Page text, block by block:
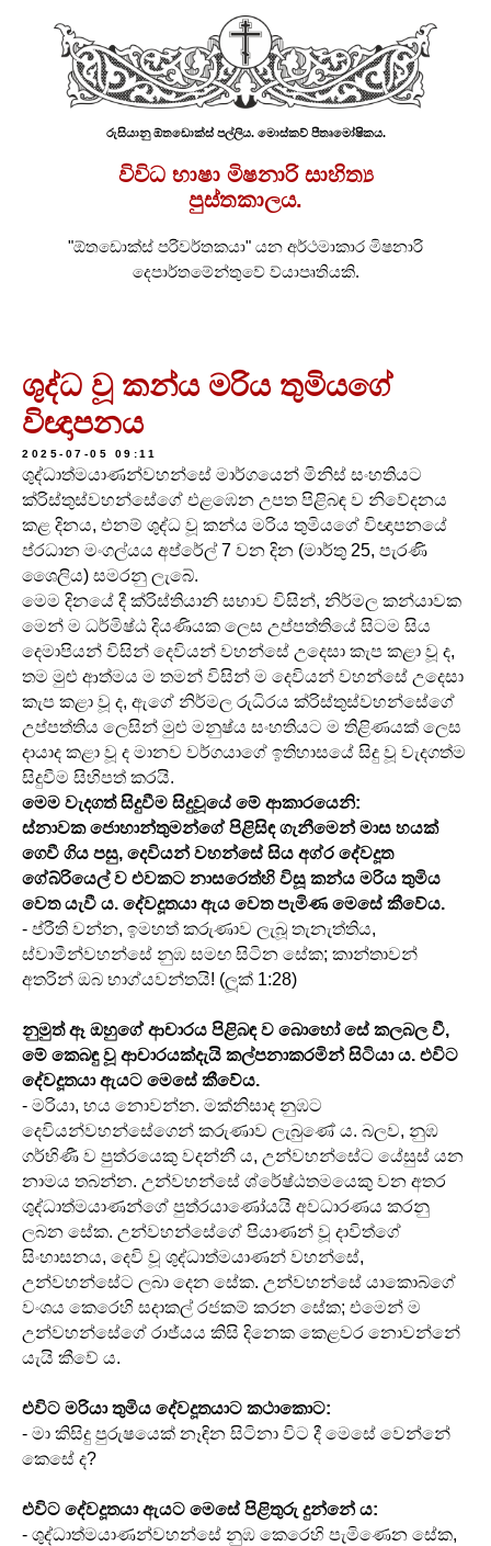
රුසියානු ඕතඩොක්ස් පල්ලිය. මොස්කව් පීතෘමෝෂිකය.
විවිධ භාෂා මිෂනාරි සාහිත්‍ය
පුස්තකාලය.
"ඕතඩොක්ස් පරිවර්තකයා" යන අර්ථමාකාර මිෂනාරි
දෙපාර්තමේන්තුවේ ව්යාපෘතියකි.
ශුද්ධ වූ කන්ය මරිය තුමියගේ
විඥාපනය
2025-07-05 09:11
ශුද්ධාත්මයාණන්වහන්සේ මාර්ගයෙන් මිනිස් සංහතියට
ක්රිස්තුස්වහන්සේගේ එළඹෙන උපත පිළිබඳ ව නිවේදනය
කළ දිනය, එනම් ශුද්ධ වූ කන්ය මරිය තුමියගේ විඥාපනයේ
ප්රධාන මංගල්යය අප්රේල් 7 වන දින (මාර්තු 25, පැරණි
ශෛලිය) සමරනු ලැබේ.
මෙම දිනයේ දී ක්රිස්තියානි සභාව විසින්, නිර්මල කන්යාවක
මෙන් ම ධර්මිෂ්ඨ දියණියක ලෙස උප්පත්තියේ සිටම සිය
දෙමාපියන් විසින් දෙවියන් වහන්සේ උදෙසා කැප කළා වූ ද,
තම මුළු ආත්මය ම තමන් විසින් ම දෙවියන් වහන්සේ උදෙසා
කැප කළා වූ ද, ඇගේ නිර්මල රුධිරය ක්රිස්තුස්වහන්සේගේ
උප්පත්තිය ලෙසින් මුළු මනුෂ්ය සංහතියට ම තිළිණයක් ලෙස
දායාද කළා වූ ද මානව වර්ගයාගේ ඉතිහාසයේ සිදු වූ වැදගත්ම
සිදුවීම සිහිපත් කරයි.
මෙම වැදගත් සිදුවීම සිදුවූයේ මේ ආකාරයෙනි:
ස්නාවක ජොහාන්තුමන්ගේ පිළිසිඳ ගැනීමෙන් මාස හයක්
ගෙවී ගිය පසු, දෙවියන් වහන්සේ සිය අග්ර දේවදූත
ගේබ්රියෙල් ව එවකට නාසරෙත්හි විසූ කන්ය මරිය තුමිය
වෙත යැවී ය. දේවදූතයා ඇය වෙත පැමිණ මෙසේ කීවේය.
- ප්රීති වන්න, ඉමහත් කරුණාව ලැබූ තැනැත්තිය,
ස්වාමීන්වහන්සේ නුඹ සමඟ සිටින සේක; කාන්තාවන්
අතරින් ඔබ භාග්යවන්තයි! (ලූක් 1:28)
නුමුත් ඈ ඔහුගේ ආචාරය පිළිබඳ ව බොහෝ සේ කලබල වී,
මේ කෙබඳු වූ ආචාරයක්දැයි කල්පනාකරමින් සිටියා ය. එවිට
දේවදූතයා ඇයට මෙසේ කීවේය.
- මරියා, භය නොවන්න. මක්නිසාද නුඹට
දෙවියන්වහන්සේගෙන් කරුණාව ලැබුණේ ය. බලව, නුඹ
ගර්භිණී ව පුත්රයෙකු වදන්නී ය, උන්වහන්සේට යේසුස් යන
නාමය තබන්න. උන්වහන්සේ ශ්රේෂ්ඨතමයෙකු වන අතර
ශුද්ධාත්මයාණන්ගේ පුත්රයාණෝයයි අවධාරණය කරනු
ලබන සේක. උන්වහන්සේගේ පියාණන් වූ දාවිත්ගේ
සිංහාසනය, දෙවි වූ ශුද්ධාත්මයාණන් වහන්සේ,
උන්වහන්සේට ලබා දෙන සේක. උන්වහන්සේ යාකොබ්ගේ
වංශය කෙරෙහි සදාකල් රජකම් කරන සේක; එමෙන් ම
උන්වහන්සේගේ රාජ්යය කිසි දිනෙක කෙළවර නොවන්නේ
යැයි කීවේ ය.
එවිට මරියා තුමිය දේවදූතයාට කථාකොට:
- මා කිසිදු පුරුෂයෙක් නෑඳින සිටිනා විට දී මෙසේ වෙන්නේ
කෙසේ ද?
එවිට දේවදූතයා ඇයට මෙසේ පිළිතුරු දුන්නේ ය:
- ශුද්ධාත්මයාණන්වහන්සේ නුඹ කෙරෙහි පැමිණෙන සේක,